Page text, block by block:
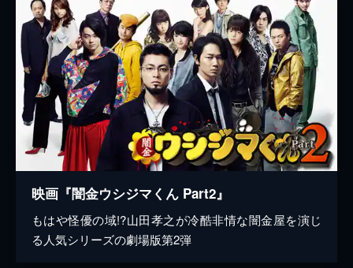
映画『闇金ウシジマくん Part2』
もはや怪優の域!?山田孝之が冷酷非情な闇金屋を演じ
る人気シリーズの劇場版第2弾